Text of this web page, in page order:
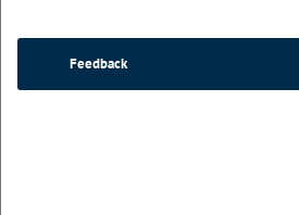
Feedback